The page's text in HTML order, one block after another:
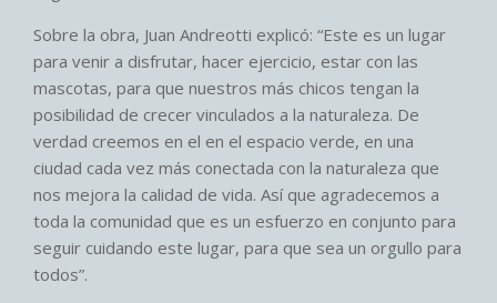
Sobre la obra, Juan Andreotti explicó: “Este es un lugar
para venir a disfrutar, hacer ejercicio, estar con las
mascotas, para que nuestros más chicos tengan la
posibilidad de crecer vinculados a la naturaleza. De
verdad creemos en el en el espacio verde, en una
ciudad cada vez más conectada con la naturaleza que
nos mejora la calidad de vida. Así que agradecemos a
toda la comunidad que es un esfuerzo en conjunto para
seguir cuidando este lugar, para que sea un orgullo para
todos”.